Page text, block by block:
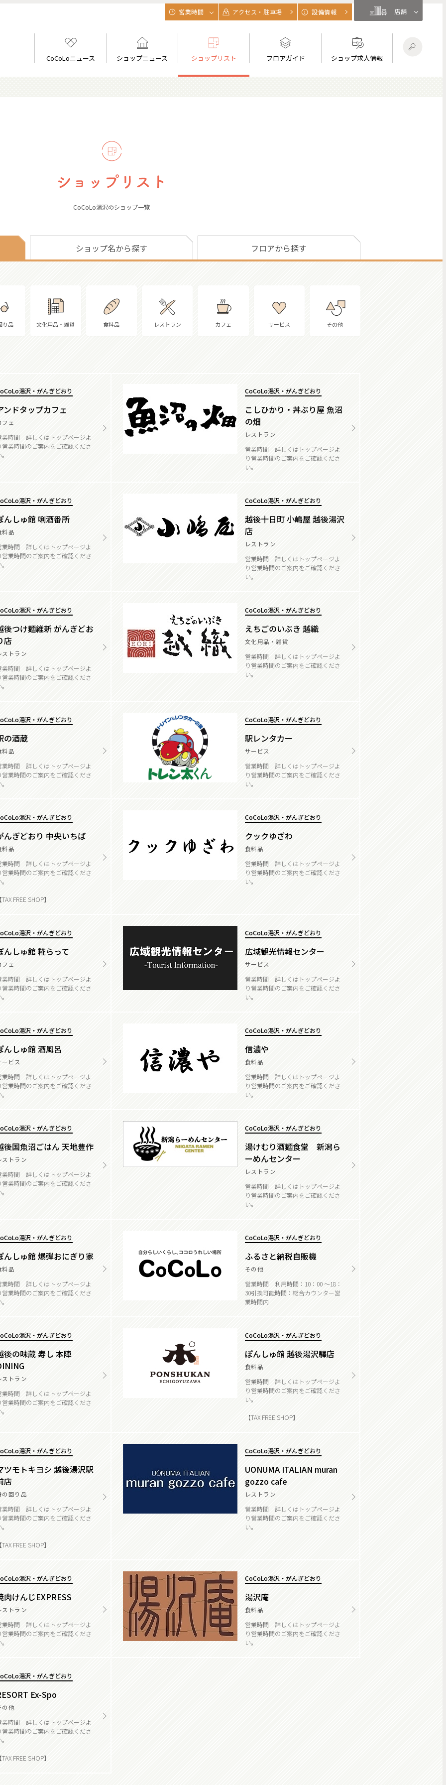
CoCoLoニュース ショップニュース ショップリスト フロアガイド ショップ求人情報
営業時間 アクセス・駐車場 設備情報 店舗
CoCoLo湯沢のショップ一覧
ショップ名から探す フロアから探す
り品 文化用品・雑貨 食料品 レストラン カフェ サービス その他
湯沢・がんぎどおり
ンドタップカフェ
フェ
業時間 詳しくはトップページよ
営業時間のご案内をご確認くださ
CoCoLo湯沢・がんぎどおり
こしひかり・丼ぶり屋 魚沼
の畑
レストラン
営業時間 詳しくはトップページよ
り営業時間のご案内をご確認くださ
い。
湯沢・がんぎどおり
んしゅ館 唎酒番所
料品
業時間 詳しくはトップページよ
営業時間のご案内をご確認くださ
CoCoLo湯沢・がんぎどおり
越後十日町 小嶋屋 越後湯沢
店
レストラン
営業時間 詳しくはトップページよ
り営業時間のご案内をご確認くださ
い。
湯沢・がんぎどおり
後つけ麺維新 がんぎどお
店
ストラン
業時間 詳しくはトップページよ
営業時間のご案内をご確認くださ
CoCoLo湯沢・がんぎどおり
えちごのいぶき 越織
文化用品・雑貨
営業時間 詳しくはトップページよ
り営業時間のご案内をご確認くださ
い。
湯沢・がんぎどおり
の酒蔵
料品
業時間 詳しくはトップページよ
営業時間のご案内をご確認くださ
CoCoLo湯沢・がんぎどおり
駅レンタカー
サービス
営業時間 詳しくはトップページよ
り営業時間のご案内をご確認くださ
い。
湯沢・がんぎどおり
んぎどおり 中央いちば
料品
業時間 詳しくはトップページよ
営業時間のご案内をご確認くださ
FREE SHOP】
CoCoLo湯沢・がんぎどおり
クックゆざわ
食料品
営業時間 詳しくはトップページよ
り営業時間のご案内をご確認くださ
い。
湯沢・がんぎどおり
んしゅ館 糀らって
フェ
業時間 詳しくはトップページよ
営業時間のご案内をご確認くださ
CoCoLo湯沢・がんぎどおり
広域観光情報センター
サービス
営業時間 詳しくはトップページよ
り営業時間のご案内をご確認くださ
い。
湯沢・がんぎどおり
んしゅ館 酒風呂
ービス
業時間 詳しくはトップページよ
営業時間のご案内をご確認くださ
CoCoLo湯沢・がんぎどおり
信濃や
食料品
営業時間 詳しくはトップページよ
り営業時間のご案内をご確認くださ
い。
湯沢・がんぎどおり
後国魚沼ごはん 天地豊作
ストラン
業時間 詳しくはトップページよ
営業時間のご案内をご確認くださ
CoCoLo湯沢・がんぎどおり
湯けむり酒麺食堂 新潟ら
ーめんセンター
レストラン
営業時間 詳しくはトップページよ
り営業時間のご案内をご確認くださ
い。
湯沢・がんぎどおり
んしゅ館 爆弾おにぎり家
料品
業時間 詳しくはトップページよ
営業時間のご案内をご確認くださ
CoCoLo湯沢・がんぎどおり
ふるさと納税自販機
その他
営業時間 利用時間：10：00 ～18：
30引換可能時間：総合カウンター営
業時間内
湯沢・がんぎどおり
後の味蔵 寿し 本陣
ストラン
業時間 詳しくはトップページよ
営業時間のご案内をご確認くださ
CoCoLo湯沢・がんぎどおり
ぽんしゅ館 越後湯沢驛店
食料品
営業時間 詳しくはトップページよ
り営業時間のご案内をご確認くださ
い。
【TAX FREE SHOP】
湯沢・がんぎどおり
ツモトキヨシ 越後湯沢駅
店
の回り品
業時間 詳しくはトップページよ
営業時間のご案内をご確認くださ
FREE SHOP】
CoCoLo湯沢・がんぎどおり
UONUMA ITALIAN muran
gozzo cafe
レストラン
営業時間 詳しくはトップページよ
り営業時間のご案内をご確認くださ
い。
湯沢・がんぎどおり
肉けんじEXPRESS
ストラン
業時間 詳しくはトップページよ
営業時間のご案内をご確認くださ
CoCoLo湯沢・がんぎどおり
湯沢庵
食料品
営業時間 詳しくはトップページよ
り営業時間のご案内をご確認くださ
い。
湯沢・がんぎどおり
Ex-Spo
の他
業時間 詳しくはトップページよ
営業時間のご案内をご確認くださ
FREE SHOP】